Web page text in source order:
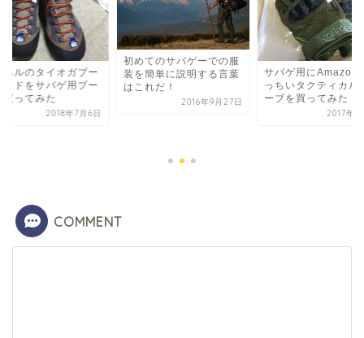
ベルのタイオガブー
イドをサバゲ用ブー
買ってみた
2018年7月6日
初めてのサバゲーでの服
装を簡単に説明する言葉
はこれだ！
2016年9月27日
サバゲ用にAmazon
っちいタクティカル
ーブを買ってみた
2017年2
COMMENT